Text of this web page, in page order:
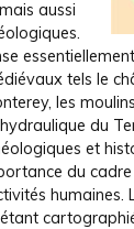
aussi
tels le
les
du
et
du
humaines.